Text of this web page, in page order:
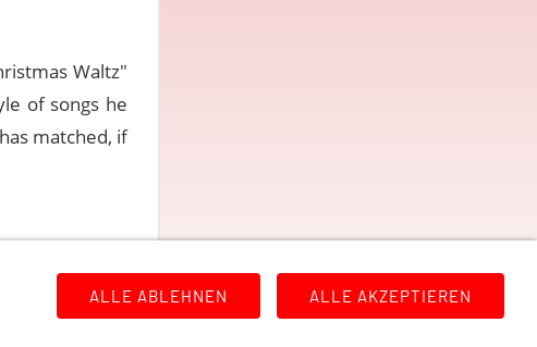
Waltz"
of songs he
matched, if
ALLE AKZEPTIEREN
ALLE ABLEHNEN